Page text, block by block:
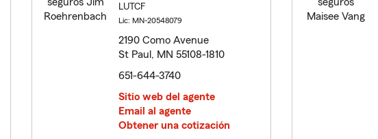
LUTCF
Lic: MN-20548079
2190 Como Avenue
St Paul, MN 55108-1810
651-644-3740
Sitio web del agente
Email al agente
Obtener una cotización